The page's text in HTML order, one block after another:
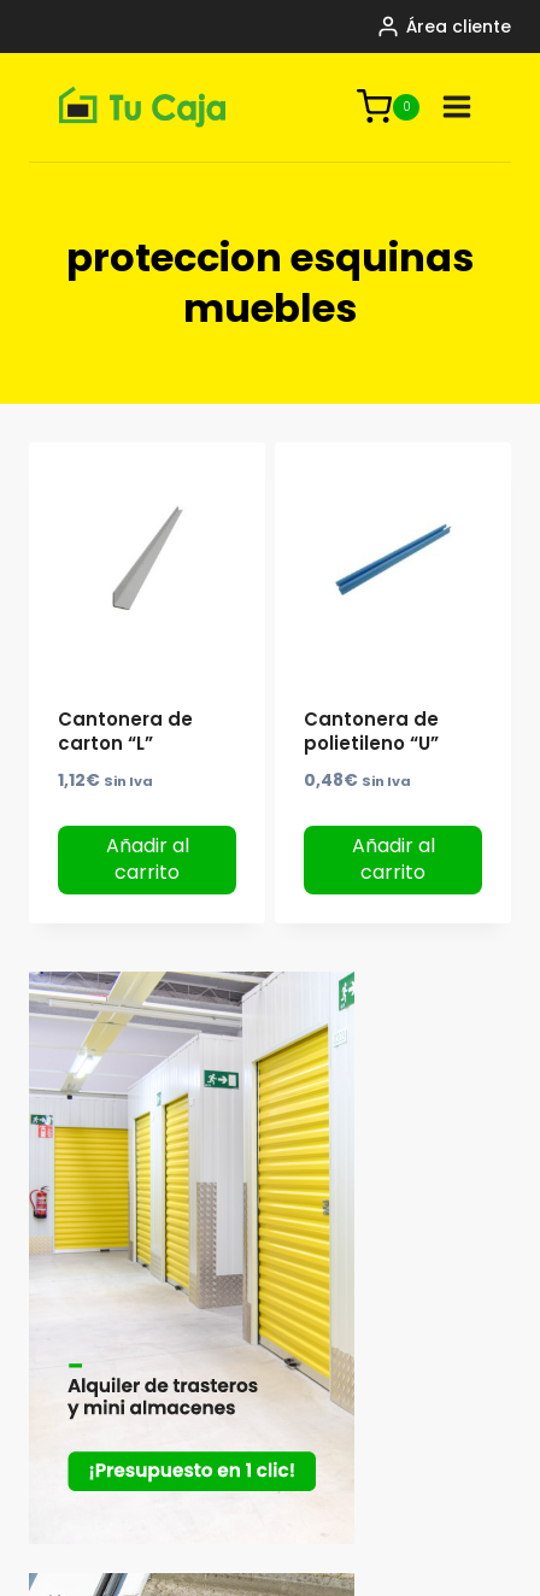
Área cliente
0
proteccion esquinas
muebles
Cantonera de
carton “L”
1,12€ Sin Iva
Añadir al
carrito
Cantonera de
polietileno “U”
0,48€ Sin Iva
Añadir al
carrito